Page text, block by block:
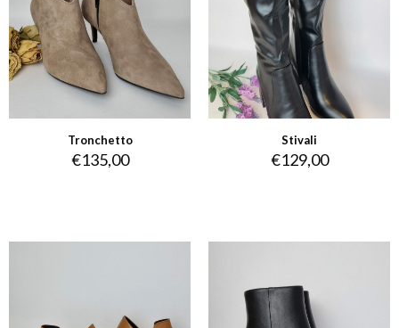
Tronchetto
€135,00
Stivali
€129,00